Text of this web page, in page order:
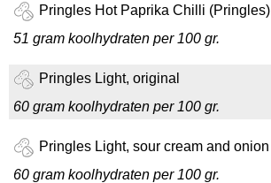
Pringles Hot Paprika Chilli (Pringles)
51 gram koolhydraten per 100 gr.
Pringles Light, original
60 gram koolhydraten per 100 gr.
Pringles Light, sour cream and onion
60 gram koolhydraten per 100 gr.